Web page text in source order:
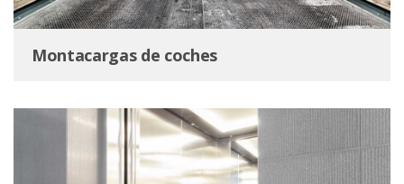
Montacargas de coches